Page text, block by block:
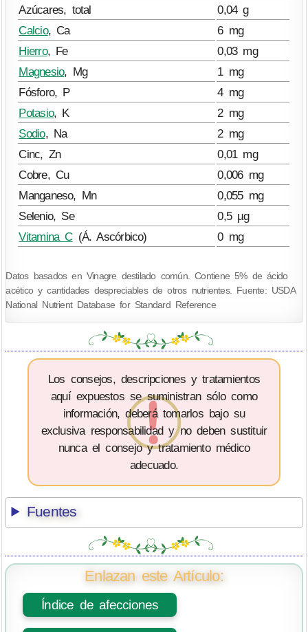
Azúcares, total
0,04 g
Calcio, Ca
6 mg
Hierro, Fe
0,03 mg
Magnesio, Mg
1 mg
Fósforo, P
4 mg
Potasio, K
2 mg
Sodio, Na
2 mg
Cinc, Zn
0,01 mg
Cobre, Cu
0,006 mg
Manganeso, Mn
0,055 mg
Selenio, Se
0,5 µg
Vitamina C(Á. Ascórbico) 0 mg
Datos basados en Vinagre destilado común. Contiene 5% de ácido
acético y cantidades despreciables de otros nutrientes. Fuente: USDA
National Nutrient Database for Standard Reference
Los consejos, descripciones y tratamientos
aquí expuestos se suministran sólo como
información, deberá tomarlos bajo su
exclusiva responsabilidad y no deben sustituir
nunca el consejo y tratamiento médico
adecuado.
Fuentes
Enlazan este Artículo:
Índice de afecciones